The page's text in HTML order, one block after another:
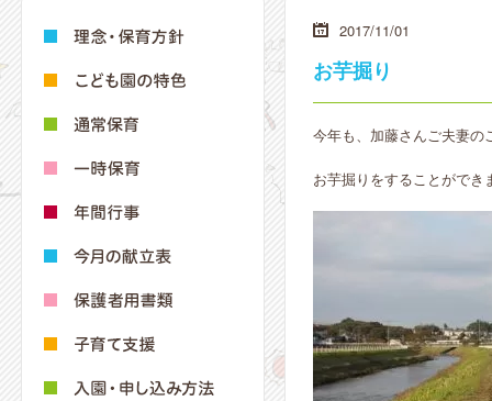
2017/11/01
お芋掘り
今年も、加藤さんご夫妻の
お芋掘りをすることができ